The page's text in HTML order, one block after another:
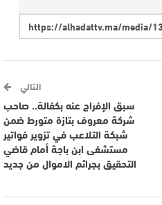
التالي
سبق الإفراج عنه بكفالة.. صاحب
شركة معروف بتازة متورط ضمن
شبكة التلاعب في تزوير فواتير
مستشفى ابن باجة أمام قاضي
التحقيق بجرائم الاموال من جديد